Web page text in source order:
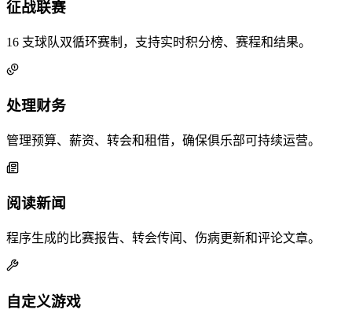
征战联赛
16 支球队双循环赛制，支持实时积分榜、赛程和结果。
处理财务
管理预算、薪资、转会和租借，确保俱乐部可持续运营。
阅读新闻
程序生成的比赛报告、转会传闻、伤病更新和评论文章。
自定义游戏